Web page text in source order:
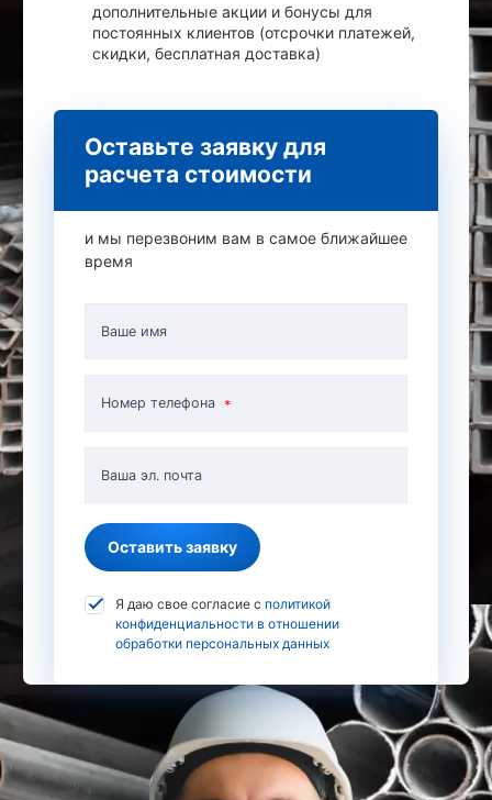
дополнительные акции и бонусы для
постоянных клиентов (отсрочки платежей,
скидки, бесплатная доставка)
Оставьте заявку для
расчета стоимости
и мы перезвоним вам в самое ближайшее
время
Ваше имя
Номер телефона
Ваша эл. почта
Оставить заявку
Я даю свое согласие с политикой
конфиденциальности в отношении
обработки персональных данных